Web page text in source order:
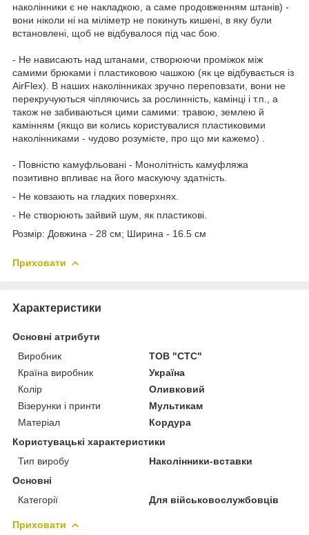
наколінники є не накладкою, а саме продовженням штанів) -
вони ніколи ні на міліметр не покинуть кишені, в яку були
встановлені, щоб не відбувалося під час бою.
- Не нависають над штанами, створюючи проміжок між
самими брюками і пластиковою чашкою (як це відбувається із
AirFlex). В наших наколінниках зручно переповзати, вони не
перекручуються чіпляючись за рослинність, камінці і т.п., а
також не забиваються цими самими: травою, землею й
камінням (якщо ви колись користувалися пластиковими
наколінниками - чудово розумієте, про що ми кажемо) .
- Повністю камуфльовані - Монолітність камуфляжа
позитивно впливає на його маскуючу здатність.
- Не ковзають на гладких поверхнях.
- Не створюють зайвий шум, як пластикові.
Розмір: Довжина - 28 см; Ширина - 16.5 см
Приховати
Характеристики
Основні атрибути
Виробник
ТОВ "СТС"
Країна виробник
Україна
Колір
Оливковий
Візерунки і принти
Мультикам
Матеріал
Кордура
Користувацькі характеристики
Тип виробу
Наколінники-вставки
Основні
Категорії
Для військовослужбовців
Приховати